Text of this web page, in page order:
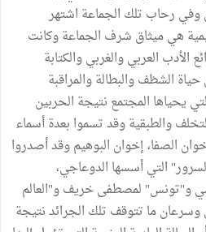
رحاب تلك الجماعة اشتهر
هي ميثاق شرف الجماعة وكانت
الأدب العربي والغربي والكتابة
الشظف والبطالة والمراقبة
يحياها المجتمع نتيجة الحربين
والطبقية وقد تسموا بعدة أسماء
الصفا، إخوان البوهيم وقد أصدروا
التي أسسها الدوعاجي،
و"تونس" لمصطفى خريف و"العالم
وسرعان ما تتوقف تلك الجرائد نتيجة